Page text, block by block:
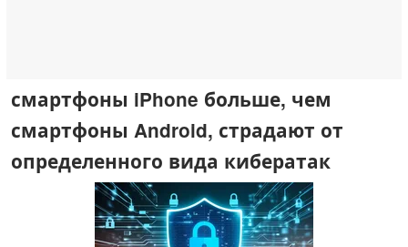
смартфоны iPhone больше, чем
смартфоны Android, страдают от
определенного вида кибератак